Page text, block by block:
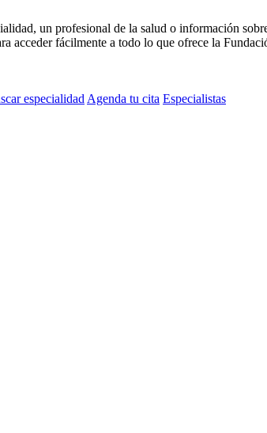
un profesional de la salud o información
acceder fácilmente a todo lo que ofrece la
especialidad Agenda tu cita Especialistas